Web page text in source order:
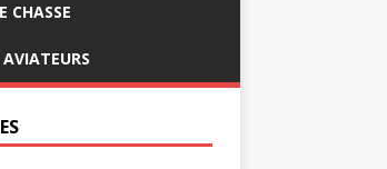
CHASSE
AVIATEURS